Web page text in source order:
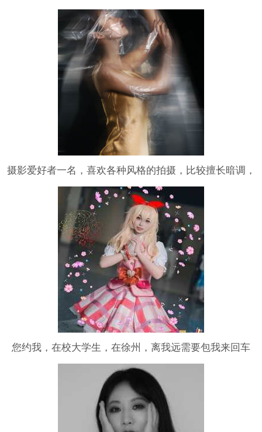
感） 个人爱好，不做商业，欢迎打扰。
摄影爱好者一名，喜欢各种风格的拍摄，比较擅长暗调，
您约我，在校大学生，在徐州，离我远需要包我来回车
play，二次元，会化妆，如果对妆造严格需要找妆娘，，
可高P，可拍男生，衣服可我这自行准备有的，